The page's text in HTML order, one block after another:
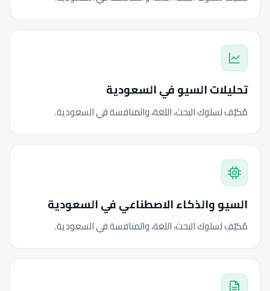
تحليلات السيو في السعودية
مُكيّف لسلوك البحث، اللغة، والمنافسة في السعودية.
السيو والذكاء الاصطناعي في السعودية
مُكيّف لسلوك البحث، اللغة، والمنافسة في السعودية.